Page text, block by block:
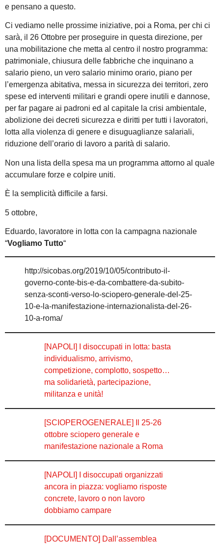
e pensano a questo.
Ci vediamo nelle prossime iniziative, poi a Roma, per chi ci
sarà, il 26 Ottobre per proseguire in questa direzione, per
una mobilitazione che metta al centro il nostro programma:
patrimoniale, chiusura delle fabbriche che inquinano a
salario pieno, un vero salario minimo orario, piano per
l’emergenza abitativa, messa in sicurezza dei territori, zero
spese ed interventi militari e grandi opere inutili e dannose,
per far pagare ai padroni ed al capitale la crisi ambientale,
abolizione dei decreti sicurezza e diritti per tutti i lavoratori,
lotta alla violenza di genere e disuguaglianze salariali,
riduzione dell’orario di lavoro a parità di salario.
Non una lista della spesa ma un programma attorno al quale
accumulare forze e colpire uniti.
È la semplicità difficile a farsi.
5 ottobre,
Eduardo, lavoratore in lotta con la campagna nazionale
“Vogliamo Tutto“
http://sicobas.org/2019/10/05/contributo-il-
governo-conte-bis-e-da-combattere-da-subito-
senza-sconti-verso-lo-sciopero-generale-del-25-
10-e-la-manifestazione-internazionalista-del-26-
10-a-roma/
[NAPOLI] I disoccupati in lotta: basta
individualismo, arrivismo,
competizione, complotto, sospetto…
ma solidarietà, partecipazione,
militanza e unità!
[SCIOPEROGENERALE] Il 25-26
ottobre sciopero generale e
manifestazione nazionale a Roma
[NAPOLI] I disoccupati organizzati
ancora in piazza: vogliamo risposte
concrete, lavoro o non lavoro
dobbiamo campare
[DOCUMENTO] Dall’assemblea